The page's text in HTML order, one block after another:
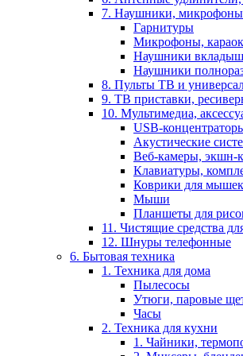
7. Наушники,
Гарнитуры
Микрофоны,
Наушники
Наушники
8. Пульты ТВ и
9. ТВ приставки,
10. Мультимедиа,
USB-
Акустические
Веб-камеры, экшн-
Клавиатуры,
Коврики для мышек
Мыши
Планшеты для
11. Чистящие средства
12. Шнуры телефонные
6. Бытовая техника
1. Техника для дома
Пылесосы
Утюги, паровые
Часы
2. Техника для кухни
1. Чайники,